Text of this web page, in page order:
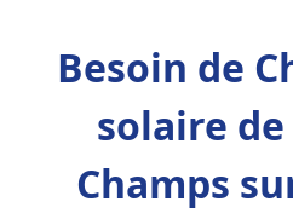
Besoin de
solaire
Champs